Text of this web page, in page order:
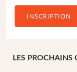
INSCRIPTION
LES PROCHAINS